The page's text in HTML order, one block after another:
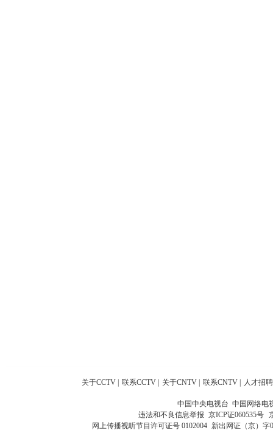
关于CCTV 联系CCTV 关于CNTV 联系CNTV 人才招聘
中国中央电视台 中国网络电
违法和不良信息举报 京ICP证060535号
网上传播视听节目许可证号 0102004 新出网证（京）